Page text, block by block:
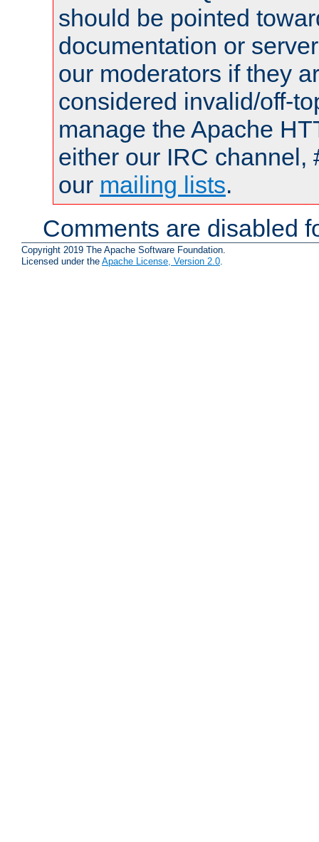
should be pointed
documentation or
our moderators if they
considered invalid/off-
manage the Apache
either our IRC channel,
our mailing lists.
Comments are disabled
Copyright 2019 The Apache Software Foundation.
Licensed under the Apache License, Version 2.0.